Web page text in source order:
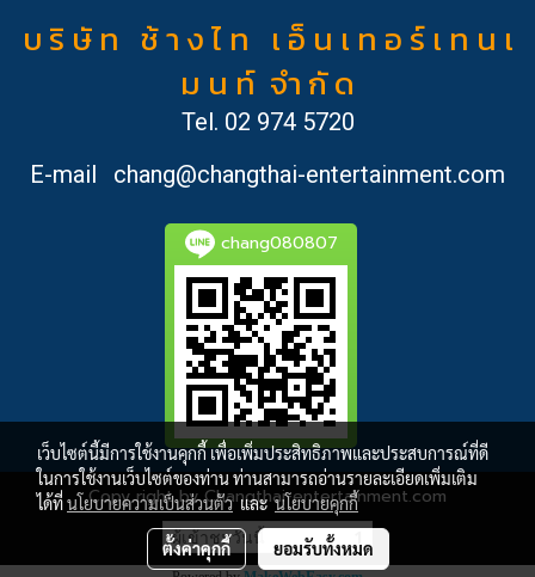
บ ริ ษั ท ช้ า ง ไ ท เ อ็ น เ ท อ ร์ เ ท น เ
ม น ท์ จำ กั ด
Tel. 02 974 5720
E-mail
chang@changthai-entertainment.com
chang080807
Copy right by Changthai-entertainment.com
ผู้เข้าชมวันนี้
เว็บไซต์นี้มีการใช้งานคุกกี้ เพื่อเพิ่มประสิทธิภาพและประสบการณ์ที่ดี
ในการใช้งานเว็บไซต์ของท่าน ท่านสามารถอ่านรายละเอียดเพิ่มเติม
ได้ที่นโยบายความเป็นส่วนตัวและนโยบายคุกกี้
ตั้งค่าคุกกี้ ยอมรับทั้งหมด